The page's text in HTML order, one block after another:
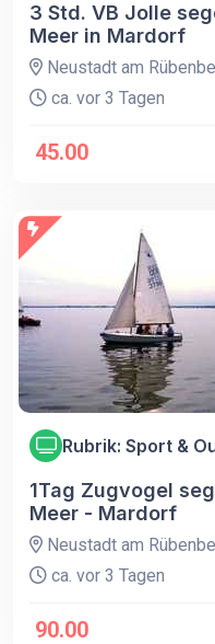
3 Std. VB Jolle
Meer in Mardorf
Neustadt am
ca. vor 3 Tagen
45.00
Rubrik: Sport &
1Tag Zugvogel
Meer - Mardorf
Neustadt am
ca. vor 3 Tagen
90.00